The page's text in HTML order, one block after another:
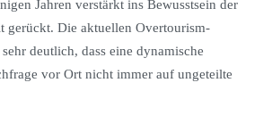
Jahren verstärkt ins Bewusstsein der
gerückt. Die aktuellen Overtourism-
deutlich, dass eine dynamische
vor Ort nicht immer auf ungeteilte